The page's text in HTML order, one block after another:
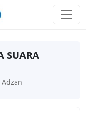
SUARA
Adzan